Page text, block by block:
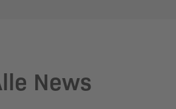
News